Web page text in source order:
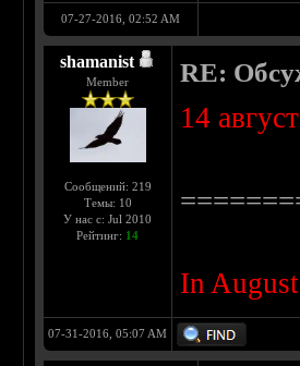
07-27-2016, 02:52 AM
shamanist
Member
Сообщений: 219
Темы: 10
У нас с: Jul 2010
Рейтинг: 14
RE:
14
In
07-31-2016, 05:07 AM